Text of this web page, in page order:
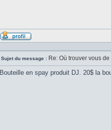
Sujet du message : Re: Où trouver vous
Bouteille en spay produit DJ. 20$ la